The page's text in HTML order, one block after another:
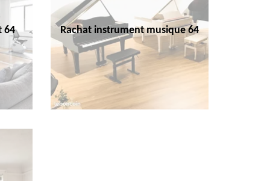
64 Rachat instrument musique 64